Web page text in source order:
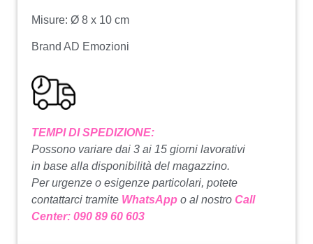
Misure: Ø 8 x 10 cm
Brand AD Emozioni
TEMPI DI SPEDIZIONE:
Possono variare dai 3 ai 15 giorni lavorativi
in base alla disponibilità del magazzino.
Per urgenze o esigenze particolari, potete
contattarci tramite WhatsApp o al nostro Call
Center: 090 89 60 603